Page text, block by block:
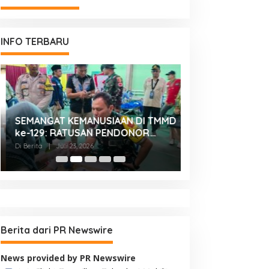
INFO TERBARU
SEMANGAT KEMANUSIAAN DI TMMD
ke-129: RATUSAN PENDONOR
PENUHI KEBUTUHAAN STOK DARAH
Di Berita Juli 23, 2026
Berita dari PR Newswire
News provided by PR Newswire